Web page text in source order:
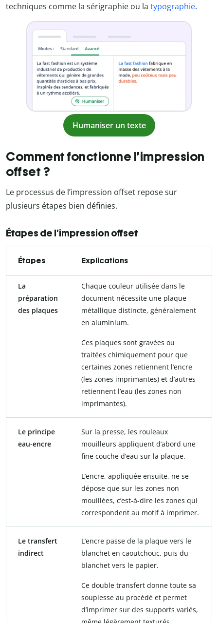
techniques comme la sérigraphie ou la typographie.
Humaniser un texte
Comment fonctionne l’impression
offset ?
Le processus de l’impression offset repose sur
plusieurs étapes bien définies.
Étapes de l’impression offset
Étapes Explications
La
préparation
des plaques
Chaque couleur utilisée dans le
document nécessite une plaque
métallique distincte, généralement
en aluminium.
Ces plaques sont gravées ou
traitées chimiquement pour que
certaines zones retiennent l’encre
(les zones imprimantes) et d’autres
retiennent l’eau (les zones non
imprimantes).
Le principe
eau-encre
Sur la presse, les rouleaux
mouilleurs appliquent d’abord une
fine couche d’eau sur la plaque.
L’encre, appliquée ensuite, ne se
dépose que sur les zones non
mouillées, c’est-à-dire les zones qui
correspondent au motif à imprimer.
Le transfert
indirect
L’encre passe de la plaque vers le
blanchet en caoutchouc, puis du
blanchet vers le papier.
Ce double transfert donne toute sa
souplesse au procédé et permet
d’imprimer sur des supports variés,